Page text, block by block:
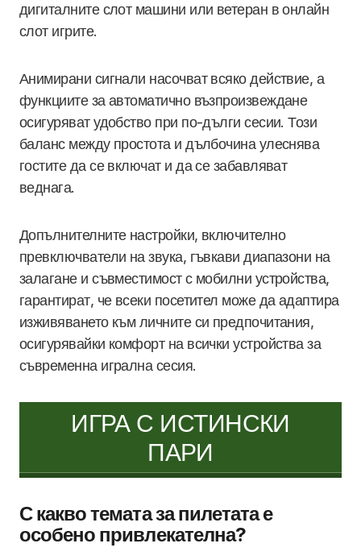
дигиталните слот машини или ветеран в онлайн
слот игрите.
Анимирани сигнали насочват всяко действие, а
функциите за автоматично възпроизвеждане
осигуряват удобство при по-дълги сесии. Този
баланс между простота и дълбочина улеснява
гостите да се включат и да се забавляват
веднага.
Допълнителните настройки, включително
превключватели на звука, гъвкави диапазони на
залагане и съвместимост с мобилни устройства,
гарантират, че всеки посетител може да адаптира
изживяването към личните си предпочитания,
осигурявайки комфорт на всички устройства за
съвременна игрална сесия.
ИГРА С ИСТИНСКИ
ПАРИ
С какво темата за пилетата е
особено привлекателна?